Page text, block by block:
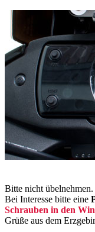
Bitte nicht übelnehmen.
Bei Interesse bitte eine
Schrauben in den
Grüße aus dem